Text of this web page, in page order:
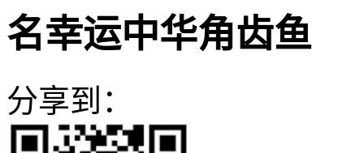
名幸运中华角齿鱼
分享到：